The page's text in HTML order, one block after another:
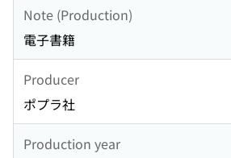
Note (Production)
電子書籍
Producer
ポプラ社
Production year